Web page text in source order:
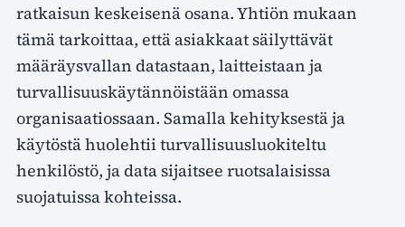
ratkaisun keskeisenä osana. Yhtiön mukaan
tämä tarkoittaa, että asiakkaat säilyttävät
määräysvallan datastaan, laitteistaan ja
turvallisuuskäytännöistään omassa
organisaatiossaan. Samalla kehityksestä ja
käytöstä huolehtii turvallisuusluokiteltu
henkilöstö, ja data sijaitsee ruotsalaisissa
suojatuissa kohteissa.